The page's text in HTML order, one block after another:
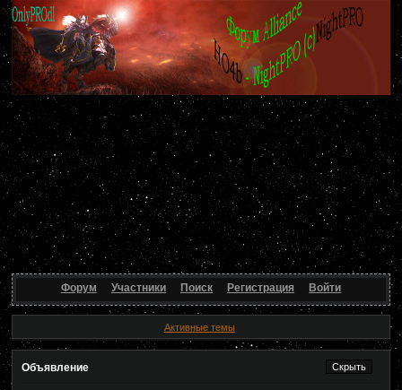
Форум Участники Поиск Регистрация Войти
Активные темы
Объявление